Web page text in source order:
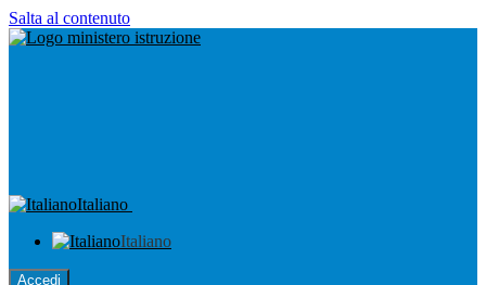
Salta al contenuto
Italiano
Italiano
Accedi